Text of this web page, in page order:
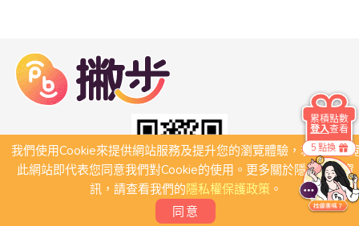
我們使用Cookie來提供網站服務及提升您的瀏覽體驗，若繼續瀏
此網站即代表您同意我們對Cookie的使用。更多關於隱私保護資
訊，請查看我們的隱私權保護政策。
同意
5 點換
累積點數
登入查看